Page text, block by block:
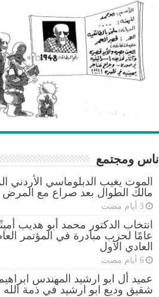
ناس ومجتمع
الموت يغيب الدبلوماسي الأردني
مالك الطوال بعد صراع مع المرض
انتخاب الدكتور محمد أبو هديب
عامًا لحزب مبادرة في المؤتمر
العادي الأول
عميد أل ابو ارشيد المهندس
شقيق وديع ابو ارشيد في ذمة الله